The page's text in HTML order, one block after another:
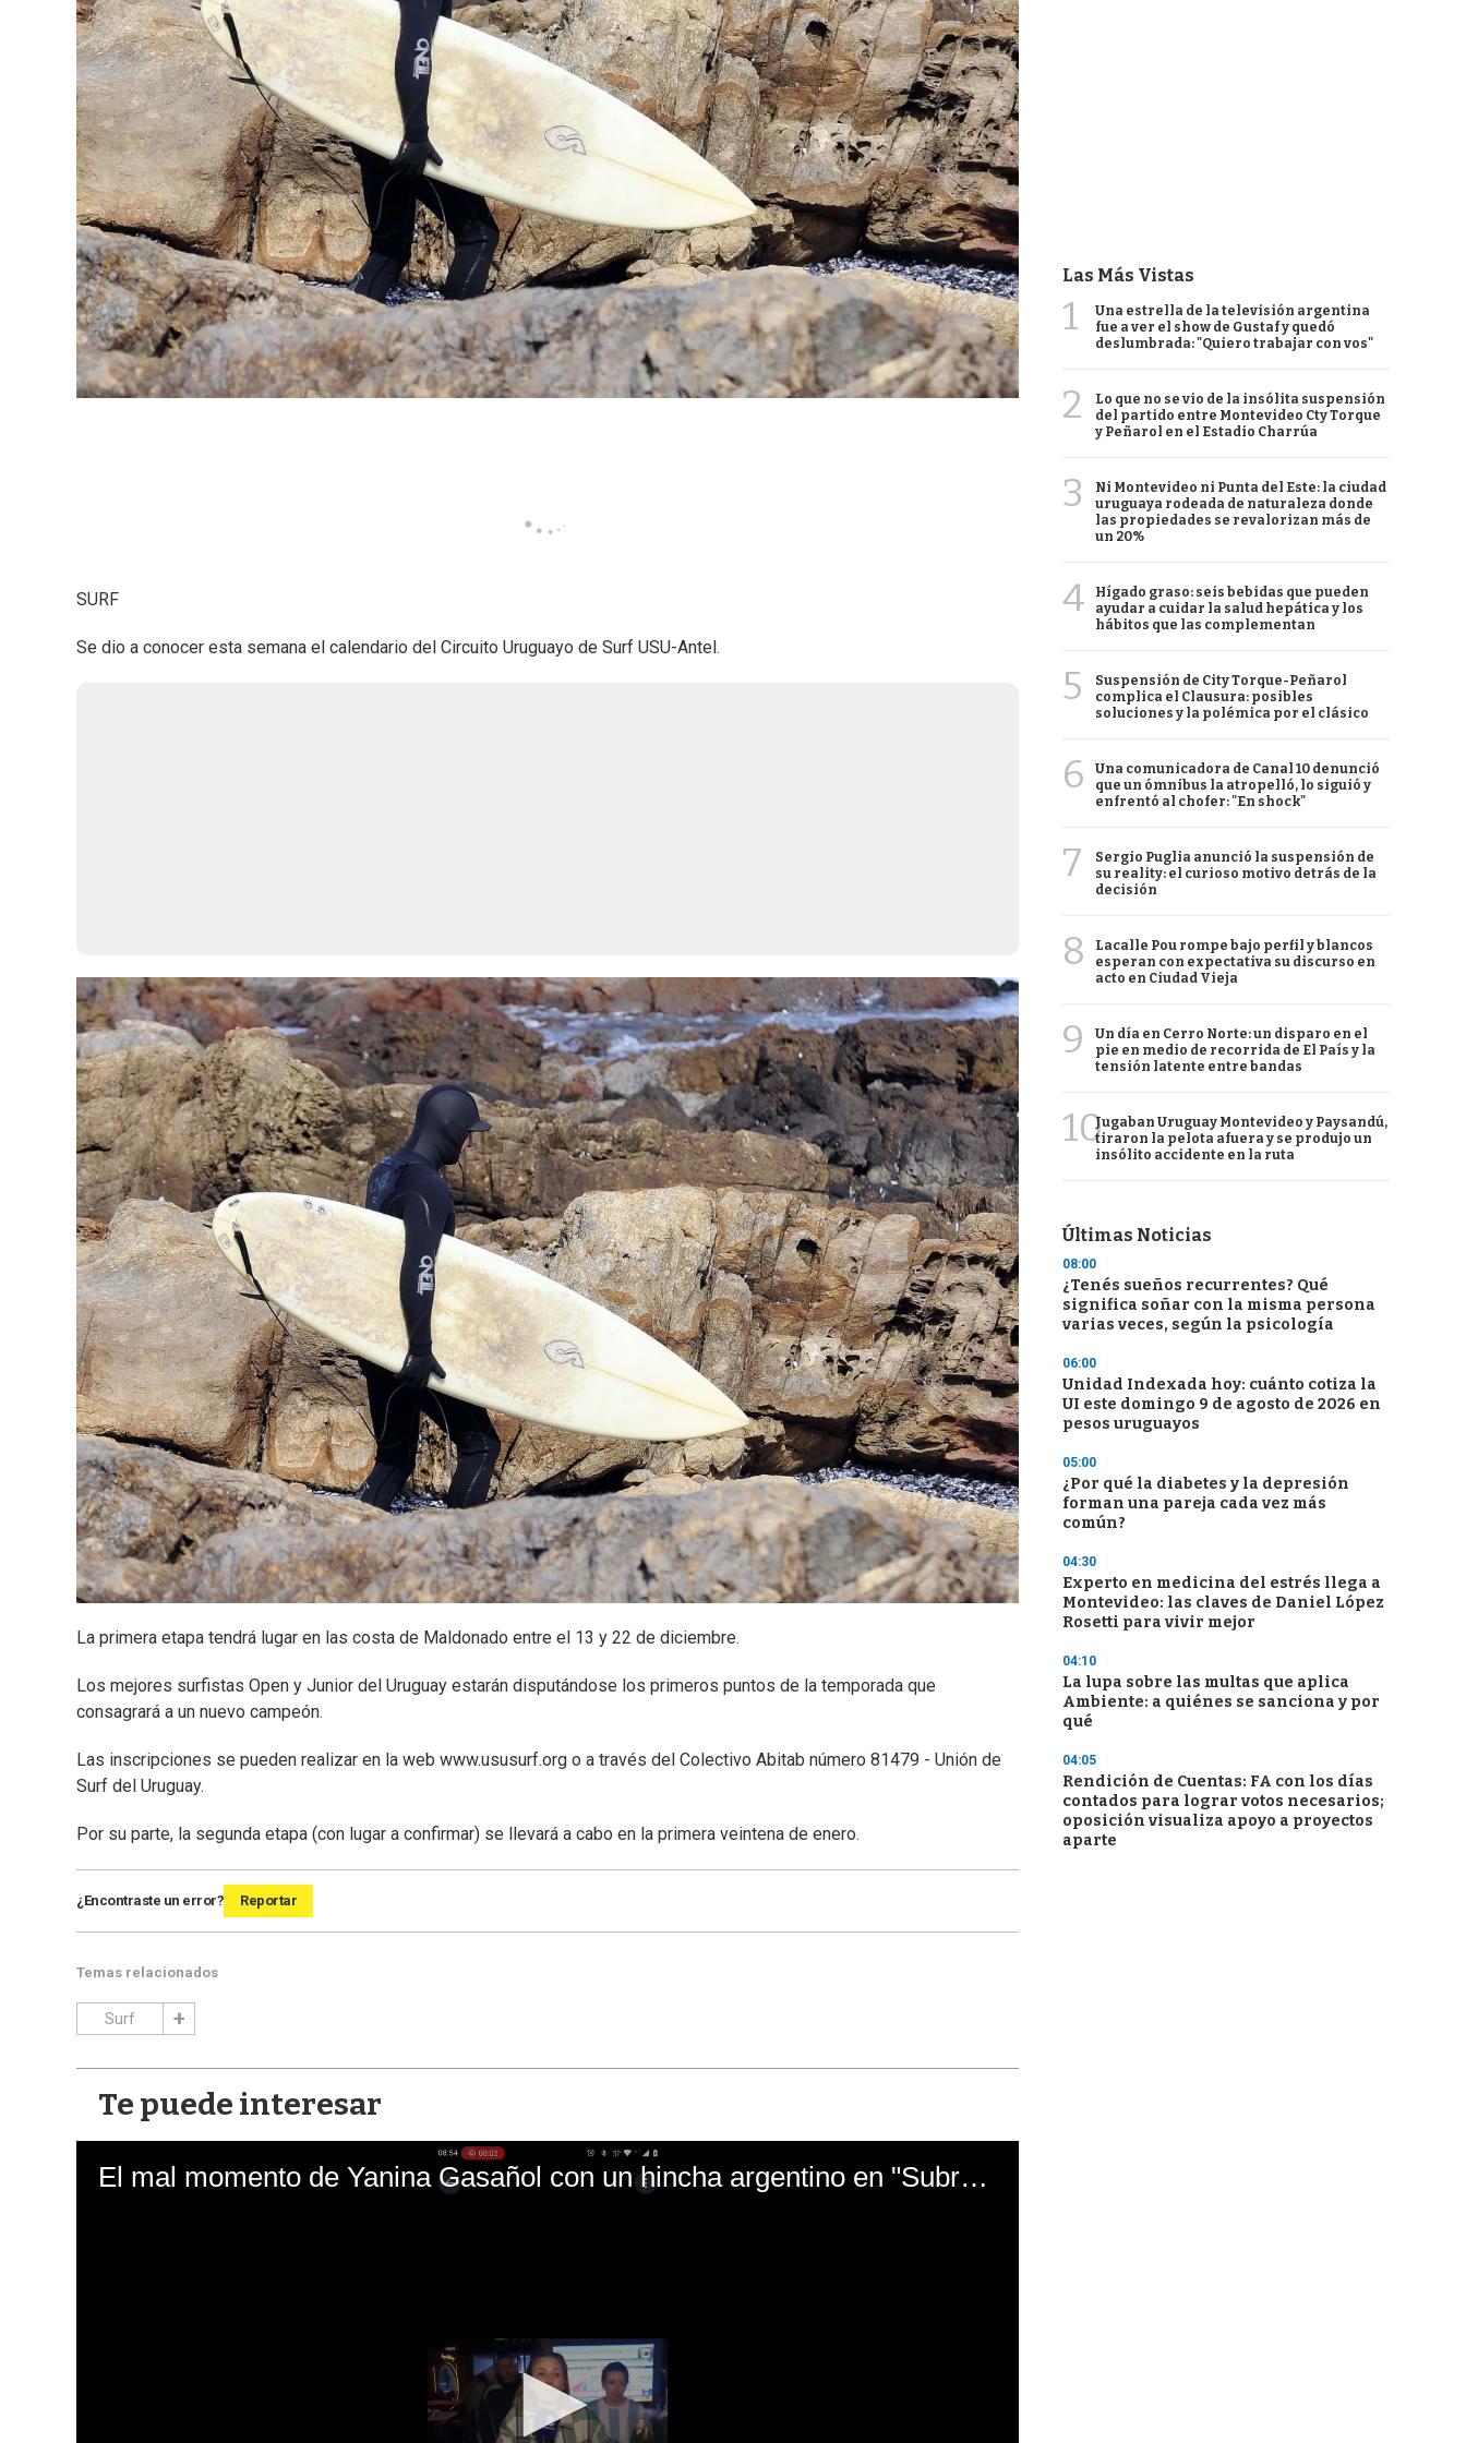
SURF
Se dio a conocer esta semana el calendario del Circuito Uruguayo de Surf USU-Antel.
La primera etapa tendrá lugar en las costa de Maldonado entre el 13 y 22 de diciembre.
Los mejores surfistas Open y Junior del Uruguay estarán disputándose los primeros puntos de la temporada que
consagrará a un nuevo campeón.
Las inscripciones se pueden realizar en la web www.ususurf.org o a través del Colectivo Abitab número 81479 - Unión de
Surf del Uruguay.
Por su parte, la segunda etapa (con lugar a confirmar) se llevará a cabo en la primera veintena de enero.
¿Encontraste un error? Reportar
Temas relacionados
Surf
Te puede interesar
El mal momento de Yanina Gasañol con un hincha argentino en "Subrayado"
Las Más Vistas
1
Una estrella de la televisión argentina
fue a ver el show de Gustaf y quedó
deslumbrada: "Quiero trabajar con vos"
2
Lo que no se vio de la insólita suspensión
del partido entre Montevideo Cty Torque
y Peñarol en el Estadio Charrúa
3
Ni Montevideo ni Punta del Este: la ciudad
uruguaya rodeada de naturaleza donde
las propiedades se revalorizan más de
un 20%
4
Hígado graso: seis bebidas que pueden
ayudar a cuidar la salud hepática y los
hábitos que las complementan
5
Suspensión de City Torque-Peñarol
complica el Clausura: posibles
soluciones y la polémica por el clásico
6
Una comunicadora de Canal 10 denunció
que un ómnibus la atropelló, lo siguió y
enfrentó al chofer: "En shock"
7
Sergio Puglia anunció la suspensión de
su reality: el curioso motivo detrás de la
decisión
8
Lacalle Pou rompe bajo perfil y blancos
esperan con expectativa su discurso en
acto en Ciudad Vieja
9
Un día en Cerro Norte: un disparo en el
pie en medio de recorrida de El País y la
tensión latente entre bandas
10Jugaban Uruguay Montevideo y Paysandú,
tiraron la pelota afuera y se produjo un
insólito accidente en la ruta
Últimas Noticias
08:00
¿Tenés sueños recurrentes? Qué
significa soñar con la misma persona
varias veces, según la psicología
06:00
Unidad Indexada hoy: cuánto cotiza la
UI este domingo 9 de agosto de 2026 en
pesos uruguayos
05:00
¿Por qué la diabetes y la depresión
forman una pareja cada vez más
común?
04:30
Experto en medicina del estrés llega a
Montevideo: las claves de Daniel López
Rosetti para vivir mejor
04:10
La lupa sobre las multas que aplica
Ambiente: a quiénes se sanciona y por
qué
04:05
Rendición de Cuentas: FA con los días
contados para lograr votos necesarios;
oposición visualiza apoyo a proyectos
aparte